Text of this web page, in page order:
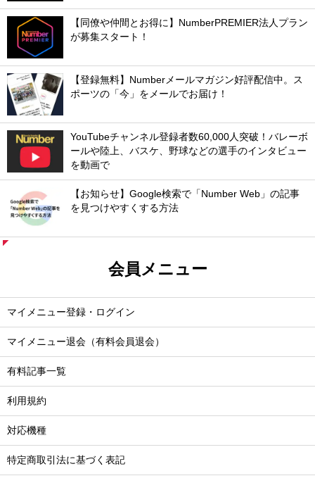
【同僚や仲間とお得に】NumberPREMIER法人プラン
が募集スタート！
【登録無料】Numberメールマガジン好評配信中。ス
ポーツの「今」をメールでお届け！
YouTubeチャンネル登録者数60,000人突破！バレーボ
ールや陸上、バスケ、野球などの選手のインタビュー
を動画で
【お知らせ】Google検索で「Number Web」の記事
を見つけやすくする方法
会員メニュー
マイメニュー登録・ログイン
マイメニュー退会（有料会員退会）
有料記事一覧
利用規約
対応機種
特定商取引法に基づく表記